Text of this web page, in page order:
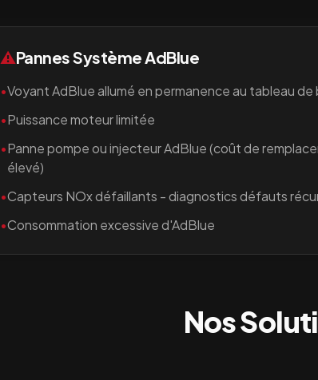
⚠️Pannes Système AdBlue
•Voyant AdBlue allumé en permanence au tableau de
•Puissance moteur limitée
•Panne pompe ou injecteur AdBlue (coût de
élevé)
•Capteurs NOx défaillants - diagnostics défauts
•Consommation excessive d'AdBlue
Nos